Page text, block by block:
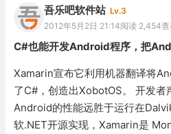
图形图像
游戏娱乐
安全防御
系统下载
车机软件
吾乐吧软件站 Lv.3
2012年5月2日 21:14阅读 2,454
C#也能开发Android程序，把
Xamarin宣布它利用机器翻译将
了C#，创造出XobotOS。 开发者
Android的性能远胜于运行在
软.NET开源实现，Xamarin是